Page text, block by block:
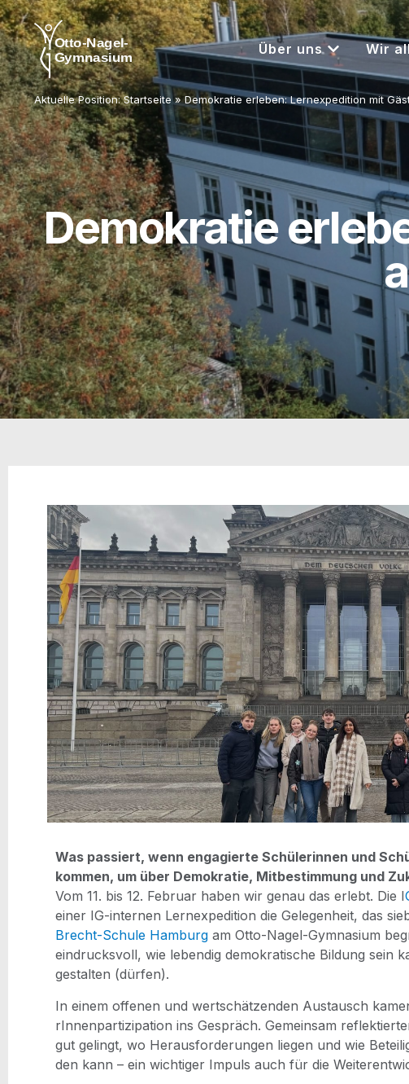
Über uns Wir
Aktuelle Position:Startseite»Demokratie erleben: Lernexpedition mit
Demokratie
Was pas­siert, wenn enga­gier­te Schü­le­rin­nen und
kom­men, um über Demo­kra­tie, Mit­be­stim­mung und
Vom 11. bis 12. Febru­ar haben wir genau das erlebt. Die I
einer IG-inter­nen Lern­ex­pe­di­ti­on die Gele­gen­heit, das
Brecht-Schu­le Ham­burg am Otto-Nagel-Gym­na­si­um
ein­drucks­voll, wie leben­dig demo­kra­ti­sche Bil­dung sein
gestal­ten (dür­fen).
In einem offe­nen und wert­schät­zen­den Aus­tausch
rIn­nen­par­ti­zi­pa­ti­on ins Gespräch. Gemein­sam
gut gelingt, wo Her­aus­for­de­run­gen lie­gen und wie
den kann – ein wich­ti­ger Impuls auch für die